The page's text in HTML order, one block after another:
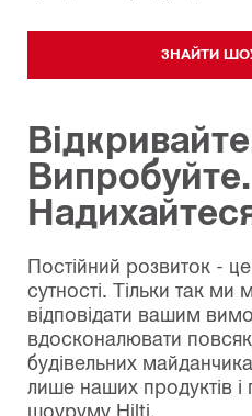
ЗНАЙТИ
Випробуйте.
Постійний розвиток -
сутності. Тільки так
відповідати вашим
вдосконалювати
будівельних
лише наших продуктів
шоуруму Hilti.